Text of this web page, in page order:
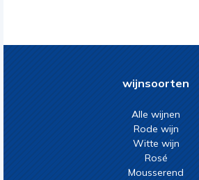
wijnsoorten
Alle wijnen
Rode wijn
Witte wijn
Rosé
Mousserend